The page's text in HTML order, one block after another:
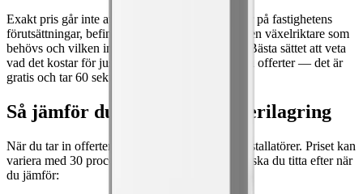
Exakt pris går inte att lova på förhand. Det beror på fastighetens
förutsättningar, befintlig solcellsinstallation, vilken växelriktare som
behövs och vilken installatör som lägger offert. Bästa sättet att veta
vad det kostar för just dig är att jämföra konkreta offerter — det är
gratis och tar 60 sekunder.
Så jämför du offerter på batterilagring
När du tar in offerter — gör det från minst tre installatörer. Priset kan
variera med 30 procent på samma jobb. Det här ska du titta efter när
du jämför: